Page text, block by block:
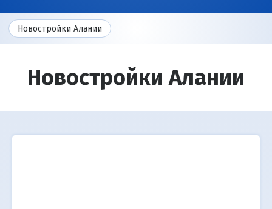
Новостройки Алании
Новостройки Алании